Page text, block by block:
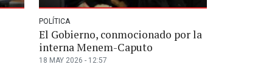
POLÍTICA
El Gobierno, conmocionado por la
interna Menem-Caputo
18 MAY 2026 - 12:57